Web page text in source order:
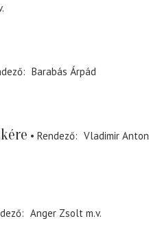
Barabás Árpád
Rendező
Vladimir Anton
Anger Zsolt m.v.